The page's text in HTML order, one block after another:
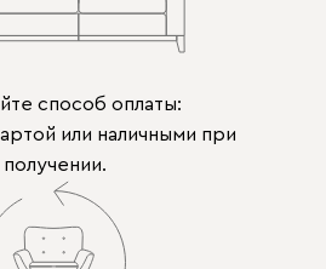
способ оплаты:
или наличными при
получении.